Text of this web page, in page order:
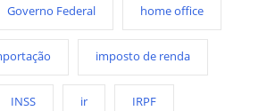
Governo Federal home office
imposto de renda
INSS ir IRPF